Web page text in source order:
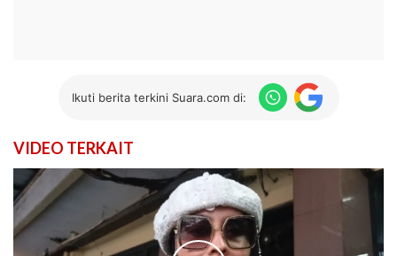
Ikuti berita terkini Suara.com di:
VIDEO TERKAIT